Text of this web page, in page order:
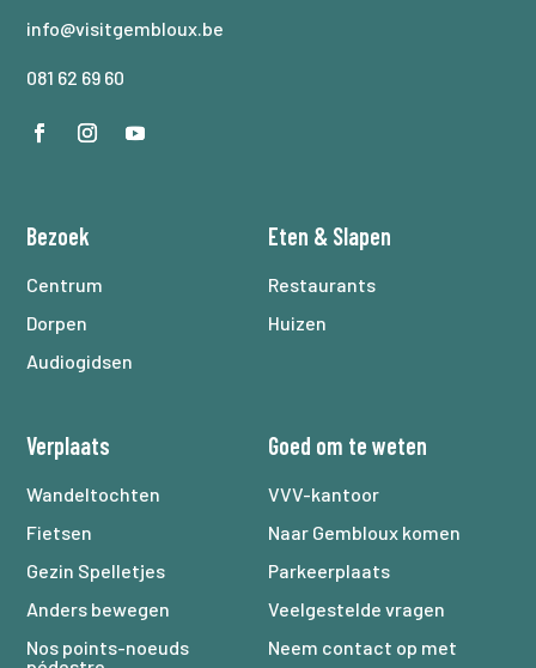
info@visitgembloux.be
081 62 69 60
Bezoek
Centrum
Dorpen
Audiogidsen
Eten & Slapen
Restaurants
Huizen
Verplaats
Wandeltochten
Fietsen
Gezin Spelletjes
Anders bewegen
Nos points-noeuds
Goed om te weten
VVV-kantoor
Naar Gembloux komen
Parkeerplaats
Veelgestelde vragen
Neem contact op met